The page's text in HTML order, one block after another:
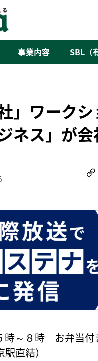
事業内容 SBL（
」ワーク
ネス」が
時～８時 お弁当付
駅直結）